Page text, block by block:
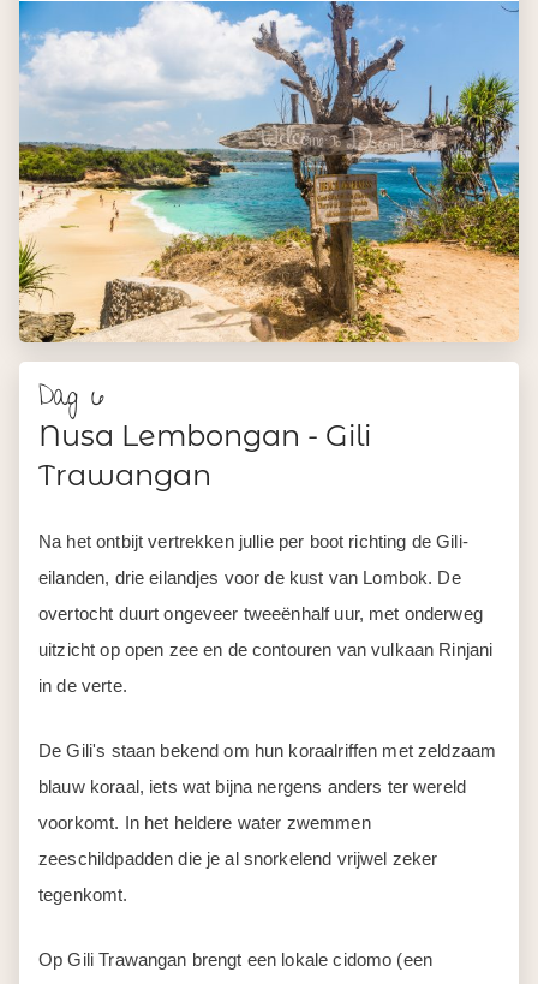
Dag 6
Nusa Lembongan - Gili
Trawangan
Na het ontbijt vertrekken jullie per boot richting de Gili-
eilanden, drie eilandjes voor de kust van Lombok. De
overtocht duurt ongeveer tweeënhalf uur, met onderweg
uitzicht op open zee en de contouren van vulkaan Rinjani
in de verte.
De Gili's staan bekend om hun koraalriffen met zeldzaam
blauw koraal, iets wat bijna nergens anders ter wereld
voorkomt. In het heldere water zwemmen
zeeschildpadden die je al snorkelend vrijwel zeker
tegenkomt.
Op Gili Trawangan brengt een lokale cidomo (een